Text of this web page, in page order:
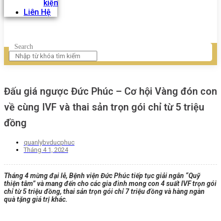
kiện
Liên Hệ
Search
Đấu giá ngược Đức Phúc – Cơ hội Vàng đón con
về cùng IVF và thai sản trọn gói chỉ từ 5 triệu
đồng
quanlybvducphuc
Tháng 4 1, 2024
Tháng 4 mừng đại lễ, Bệnh viện Đức Phúc tiếp tục giải ngân “Quỹ
thiện tâm” và mang đến cho các gia đình mong con 4 suất IVF trọn gói
chỉ từ 5 triệu đồng, thai sản trọn gói chỉ 7 triệu đồng và hàng ngàn
quà tặng giá trị khác.